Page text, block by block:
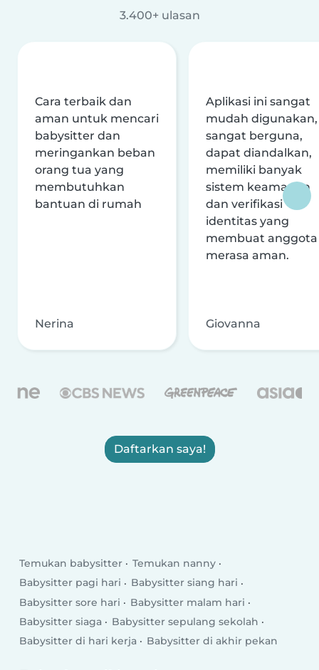
3.400+ ulasan
Cara terbaik dan
aman untuk mencari
babysitter dan
meringankan beban
orang tua yang
membutuhkan
bantuan di rumah
Nerina
Aplikasi ini sangat
mudah digunakan,
sangat berguna,
dapat diandalkan,
memiliki banyak
sistem keamanan
dan verifikasi
identitas yang
membuat anggota
merasa aman.
Giovanna
Daftarkan saya!
Temukan babysitter
Temukan nanny
Babysitter pagi hari
Babysitter siang hari
Babysitter sore hari
Babysitter malam hari
Babysitter siaga
Babysitter sepulang sekolah
Babysitter di hari kerja
Babysitter di akhir pekan